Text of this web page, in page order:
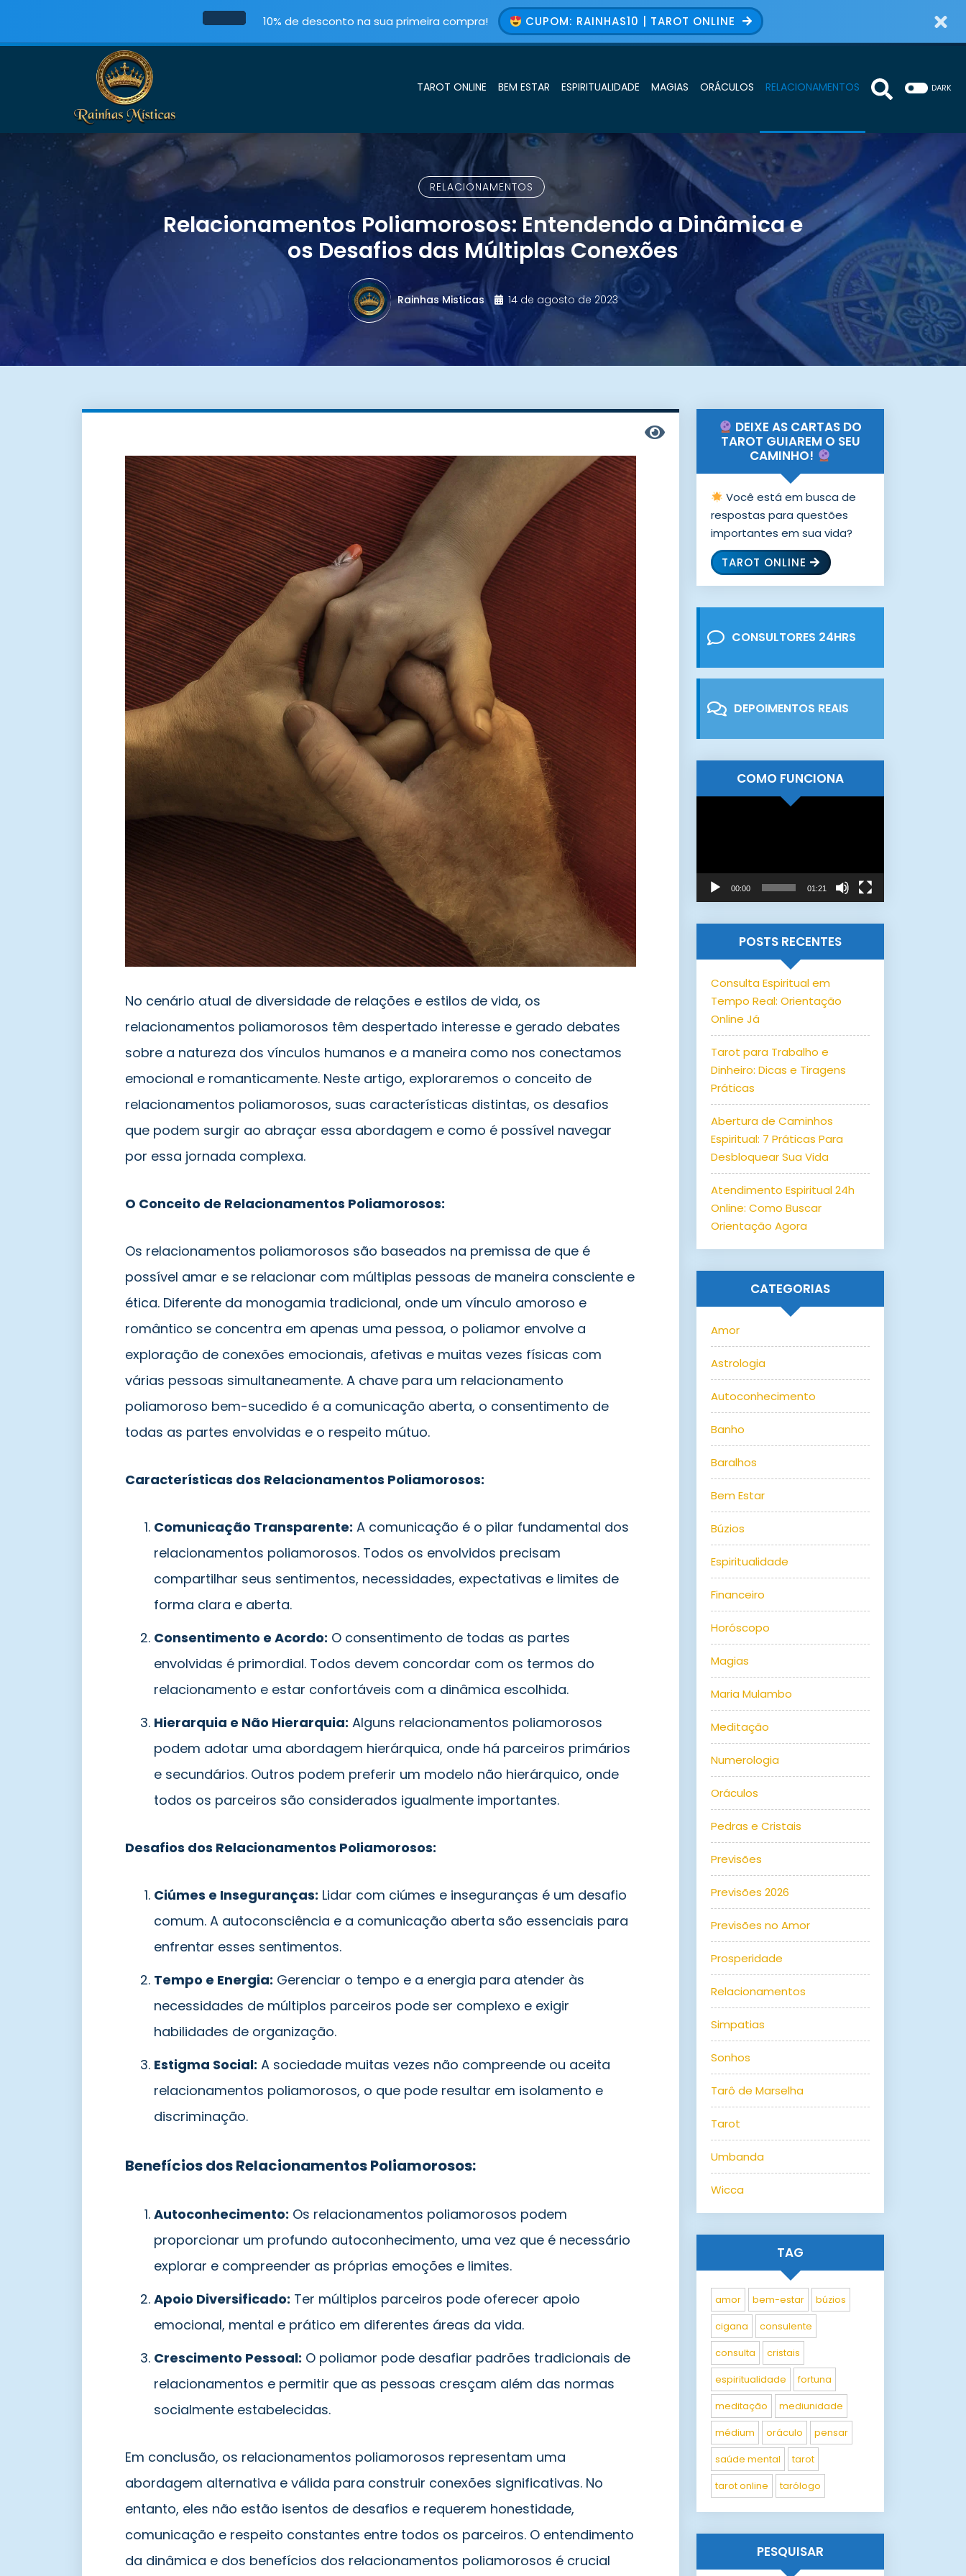
10% de desconto na sua primeira compra! CUPOM: RAINHAS10 | TAROT ONLINE
TAROT ONLINE BEM ESTAR ESPIRITUALIDADE MAGIAS ORÁCULOS RELACIONAMENTOS DARK
RELACIONAMENTOS
Relacionamentos Poliamorosos: Entendendo a Dinâmica e
os Desafios das Múltiplas Conexões
Rainhas Misticas 14 de agosto de 2023
No cenário atual de diversidade de relações e estilos de vida, os
relacionamentos poliamorosos têm despertado interesse e gerado debates
sobre a natureza dos vínculos humanos e a maneira como nos conectamos
emocional e romanticamente. Neste artigo, exploraremos o conceito de
relacionamentos poliamorosos, suas características distintas, os desafios
que podem surgir ao abraçar essa abordagem e como é possível navegar
por essa jornada complexa.
O Conceito de Relacionamentos Poliamorosos:
Os relacionamentos poliamorosos são baseados na premissa de que é
possível amar e se relacionar com múltiplas pessoas de maneira consciente e
ética. Diferente da monogamia tradicional, onde um vínculo amoroso e
romântico se concentra em apenas uma pessoa, o poliamor envolve a
exploração de conexões emocionais, afetivas e muitas vezes físicas com
várias pessoas simultaneamente. A chave para um relacionamento
poliamoroso bem-sucedido é a comunicação aberta, o consentimento de
todas as partes envolvidas e o respeito mútuo.
Características dos Relacionamentos Poliamorosos:
Comunicação Transparente: A comunicação é o pilar fundamental dos
relacionamentos poliamorosos. Todos os envolvidos precisam
compartilhar seus sentimentos, necessidades, expectativas e limites de
forma clara e aberta.
Consentimento e Acordo: O consentimento de todas as partes
envolvidas é primordial. Todos devem concordar com os termos do
relacionamento e estar confortáveis com a dinâmica escolhida.
Hierarquia e Não Hierarquia: Alguns relacionamentos poliamorosos
podem adotar uma abordagem hierárquica, onde há parceiros primários
e secundários. Outros podem preferir um modelo não hierárquico, onde
todos os parceiros são considerados igualmente importantes.
Desafios dos Relacionamentos Poliamorosos:
Ciúmes e Inseguranças: Lidar com ciúmes e inseguranças é um desafio
comum. A autoconsciência e a comunicação aberta são essenciais para
enfrentar esses sentimentos.
Tempo e Energia: Gerenciar o tempo e a energia para atender às
necessidades de múltiplos parceiros pode ser complexo e exigir
habilidades de organização.
Estigma Social: A sociedade muitas vezes não compreende ou aceita
relacionamentos poliamorosos, o que pode resultar em isolamento e
discriminação.
Benefícios dos Relacionamentos Poliamorosos:
Autoconhecimento: Os relacionamentos poliamorosos podem
proporcionar um profundo autoconhecimento, uma vez que é necessário
explorar e compreender as próprias emoções e limites.
Apoio Diversificado: Ter múltiplos parceiros pode oferecer apoio
emocional, mental e prático em diferentes áreas da vida.
Crescimento Pessoal: O poliamor pode desafiar padrões tradicionais de
relacionamentos e permitir que as pessoas cresçam além das normas
socialmente estabelecidas.
Em conclusão, os relacionamentos poliamorosos representam uma
abordagem alternativa e válida para construir conexões significativas. No
entanto, eles não estão isentos de desafios e requerem honestidade,
comunicação e respeito constantes entre todos os parceiros. O entendimento
da dinâmica e dos benefícios dos relacionamentos poliamorosos é crucial
DEIXE AS CARTAS DO
TAROT GUIAREM O SEU
CAMINHO!
Você está em busca de
respostas para questões
importantes em sua vida?
TAROT ONLINE
CONSULTORES 24HRS
DEPOIMENTOS REAIS
COMO FUNCIONA
00:00 01:21
POSTS RECENTES
Consulta Espiritual em
Tempo Real: Orientação
Online Já
Tarot para Trabalho e
Dinheiro: Dicas e Tiragens
Práticas
Abertura de Caminhos
Espiritual: 7 Práticas Para
Desbloquear Sua Vida
Atendimento Espiritual 24h
Online: Como Buscar
Orientação Agora
CATEGORIAS
Amor
Astrologia
Autoconhecimento
Banho
Baralhos
Bem Estar
Búzios
Espiritualidade
Financeiro
Horóscopo
Magias
Maria Mulambo
Meditação
Numerologia
Oráculos
Pedras e Cristais
Previsões
Previsões 2026
Previsões no Amor
Prosperidade
Relacionamentos
Simpatias
Sonhos
Tarô de Marselha
Tarot
Umbanda
Wicca
TAG
amor bem-estar búzios
cigana consulente
consulta cristais
espiritualidade fortuna
meditação mediunidade
médium oráculo pensar
saúde mental tarot
tarot online tarólogo
PESQUISAR